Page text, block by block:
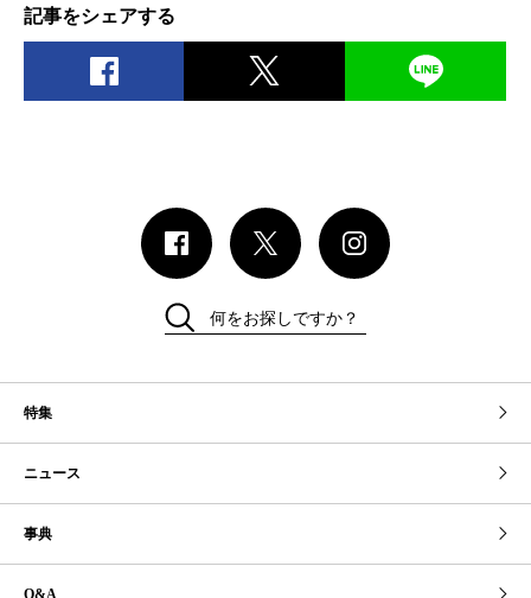
記事をシェアする
特集
ニュース
事典
Q&A
何をお探しですか？